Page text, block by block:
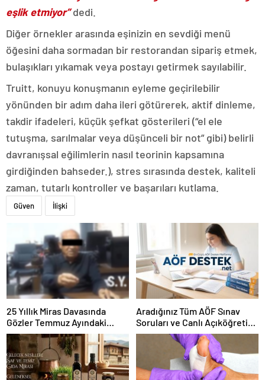
eşlik etmiyor”dedi.
Diğer örnekler arasında eşinizin en sevdiği menü
öğesini daha sormadan bir restorandan sipariş etmek,
bulaşıkları yıkamak veya postayı getirmek sayılabilir.
Truitt, konuyu konuşmanın eyleme geçirilebilir
yönünden bir adım daha ileri götürerek, aktif dinleme,
takdir ifadeleri, küçük şefkat gösterileri (“el ele
tutuşma, sarılmalar veya düşünceli bir not” gibi) belirli
davranışsal eğilimlerin nasıl teorinin kapsamına
girdiğinden bahseder.), stres sırasında destek, kaliteli
zaman, tutarlı kontroller ve başarıları kutlama.
Güven İlişki
25 Yıllık Miras Davasında
Gözler Temmuz Ayındaki
Karar Duruşmasına Çevrildi
Aradığınız Tüm AÖF Sınav
Soruları ve Canlı Açıköğretim
Forumu Burada